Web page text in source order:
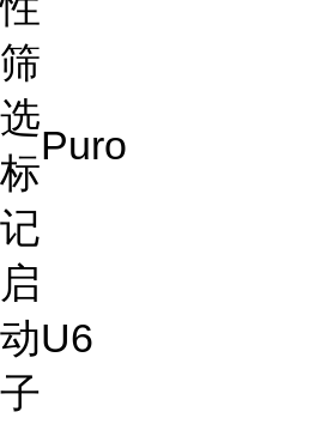
筛
选
标
记
Puro
启
动
子
U6